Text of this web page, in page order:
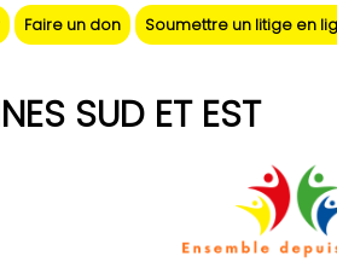
Faire un don Soumettre un litige en
SUD ET EST